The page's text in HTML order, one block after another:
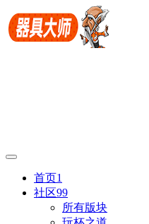
首页1
社区99
所有版块